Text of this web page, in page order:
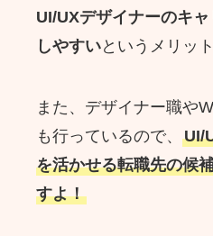
UI/UXデザイナーのキ
しやすいというメリッ
また、デザイナー職や
も行っているので、UI/
を活かせる転職先の候
すよ！